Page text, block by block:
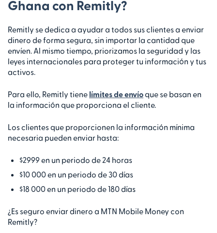
Ghana con Remitly?
Remitly se dedica a ayudar a todos sus clientes a enviar
dinero de forma segura, sin importar la cantidad que
envíen. Al mismo tiempo, priorizamos la seguridad y las
leyes internacionales para proteger tu información y tus
activos.
Para ello, Remitly tiene límites de envíoque se basan en
la información que proporciona el cliente.
Los clientes que proporcionen la información mínima
necesaria pueden enviar hasta:
$2999 en un periodo de 24 horas
$10 000 en un periodo de 30 días
$18 000 en un periodo de 180 días
¿Es seguro enviar dinero a MTN Mobile Money con
Remitly?